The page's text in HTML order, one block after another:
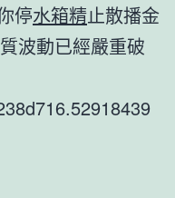
停水箱精止散播金
波動已經嚴重破